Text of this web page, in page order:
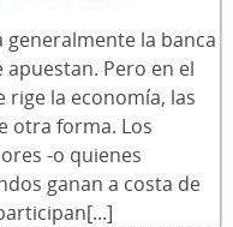
generalmente la banca
Pero en el
rige la economía, las
otra forma. Los
-o quienes
ganan a costa de